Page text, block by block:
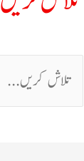
ت
ل